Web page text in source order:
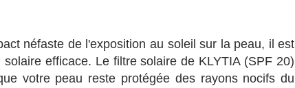
néfaste de l'exposition au soleil sur la peau, il est
efficace. Le filtre solaire de KLYTIA (SPF 20)
votre peau reste protégée des rayons nocifs du